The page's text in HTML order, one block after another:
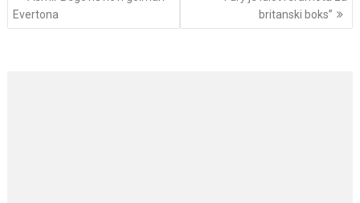
navigation
Evertona
britanski boks”